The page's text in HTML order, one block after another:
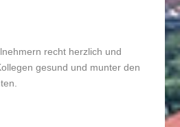
recht herzlich und
gesund und munter den